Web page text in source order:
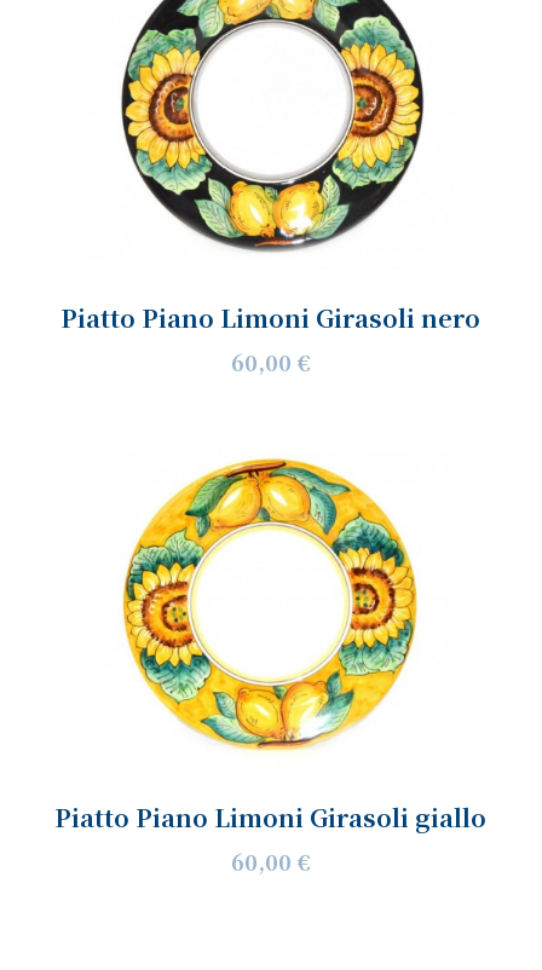
Piatto Piano Limoni Girasoli nero
60,00 €
Piatto Piano Limoni Girasoli giallo
60,00 €